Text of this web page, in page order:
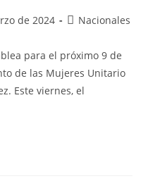
de 2024 Nacionales
para el próximo 9 de
de las Mujeres Unitario
Este viernes, el